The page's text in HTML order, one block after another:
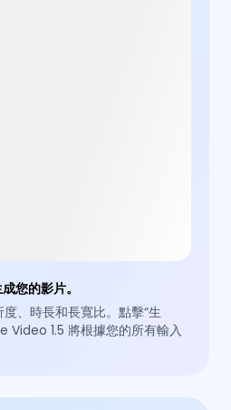
您的影片。
、時長和長寬比。點擊“生
Video 1.5 將根據您的所有輸入